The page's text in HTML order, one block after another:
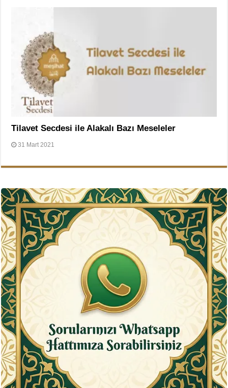
Tilavet Secdesi ile Alakalı Bazı Meseleler
31 Mart 2021